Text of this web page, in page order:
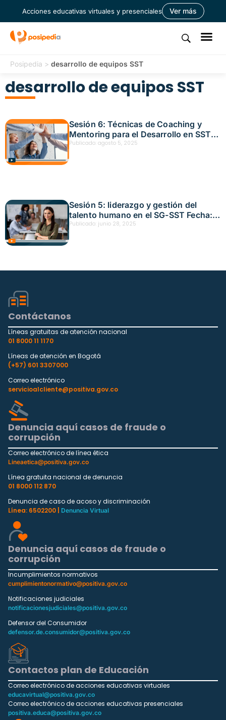
Acciones educativas virtuales y presenciales Ver más
Posipedia > desarrollo de equipos SST
desarrollo de equipos SST
Sesión 6: Técnicas de Coaching y
Mentoring para el Desarrollo en SST
Fecha: julio 17, 2025
Publicado: agosto 5, 2025
Sesión 5: liderazgo y gestión del
talento humano en el SG-SST Fecha:
junio 12, 2025
Publicado: junio 28, 2025
Contáctanos
Líneas gratuitas de atención nacional
01 8000 11 1170
Líneas de atención en Bogotá
(+57) 601 3307000
Correo electrónico
servicioalcliente@positiva.gov.co
Denuncia aquí casos de fraude o
corrupción
Correo electrónico de línea ética
Lineaetica@positiva.gov.co
Línea gratuita nacional de denuncia
01 8000 112 870
Denuncia de caso de acoso y discriminación
Línea: 6502200 |
Denuncia Virtual
Denuncia aquí casos de fraude o
corrupción
Incumplimientos normativos
cumplimientonormativo@positiva.gov.co
Notificaciones judiciales
notificacionesjudiciales@positiva.gov.co
Defensor del Consumidor
defensor.de.consumidor@positiva.gov.co
Contactos plan de Educación
Correo electrónico de acciones educativas virtuales
educavirtual@positiva.gov.co
Correo electrónico de acciones educativas presenciales
positiva.educa@positiva.gov.co